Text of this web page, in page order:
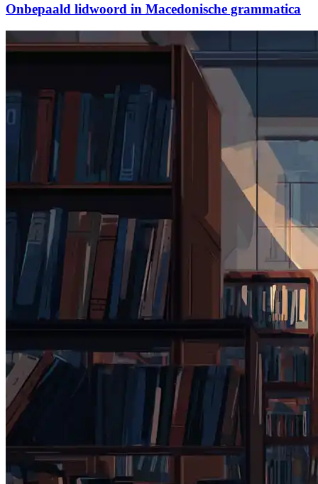
Onbepaald lidwoord in Macedonische grammatica